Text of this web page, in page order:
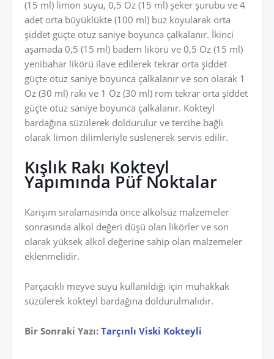
(15 ml) limon suyu, 0,5 Oz (15 ml) şeker şurubu ve 4
adet orta büyüklükte (100 ml) buz koyularak orta
şiddet güçte otuz saniye boyunca çalkalanır. İkinci
aşamada 0,5 (15 ml) badem likörü ve 0,5 Oz (15 ml)
yenibahar likörü ilave edilerek tekrar orta şiddet
güçte otuz saniye boyunca çalkalanır ve son olarak 1
Oz (30 ml) rakı ve 1 Oz (30 ml) rom tekrar orta şiddet
güçte otuz saniye boyunca çalkalanır. Kokteyl
bardağına süzülerek doldurulur ve tercihe bağlı
olarak limon dilimleriyle süslenerek servis edilir.
Kışlık Rakı Kokteyl
Yapımında Püf Noktalar
Karışım sıralamasında önce alkolsüz malzemeler
sonrasında alkol değeri düşü olan likörler ve son
olarak yüksek alkol değerine sahip olan malzemeler
eklenmelidir.
Parçacıklı meyve suyu kullanıldığı için muhakkak
süzülerek kokteyl bardağına doldurulmalıdır.
Bir Sonraki Yazı: Tarçınlı Viski Kokteyli